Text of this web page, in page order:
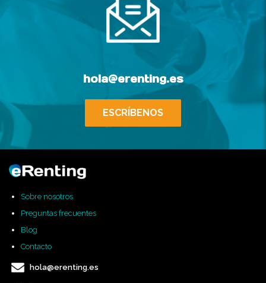
hola@erenting.es
ESCRÍBENOS
Sobre nosotros
Preguntas frecuentes
Blog
Contacto
hola@erenting.es